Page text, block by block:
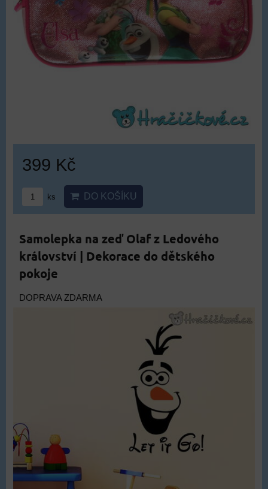
399 Kč
ks DO KOŠÍKU
Samolepka na zeď Olaf z Ledového
království | Dekorace do dětského
pokoje
DOPRAVA ZDARMA